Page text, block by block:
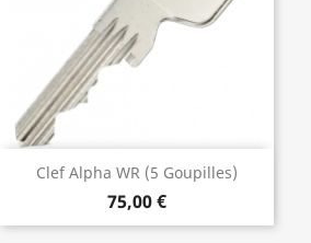
Clef Alpha WR (5 Goupilles)
75,00 €